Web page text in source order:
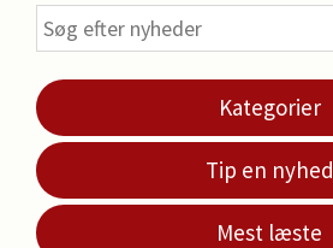
Kategorier
Tip en nyhed
Mest læste